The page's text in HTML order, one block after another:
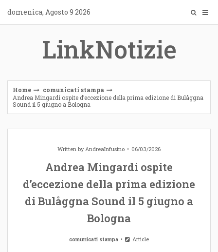
content
domenica, Agosto 9 2026
LinkNotizie
Home
comunicati stampa
Andrea Mingardi ospite d’eccezione della prima edizione di Bulåggna
Sound il 5 giugno a Bologna
Written byAndreaInfusino 06/03/2026
Andrea Mingardi ospite
d’eccezione della prima edizione
di Bulåggna Sound il 5 giugno a
Bologna
comunicati stampa Article